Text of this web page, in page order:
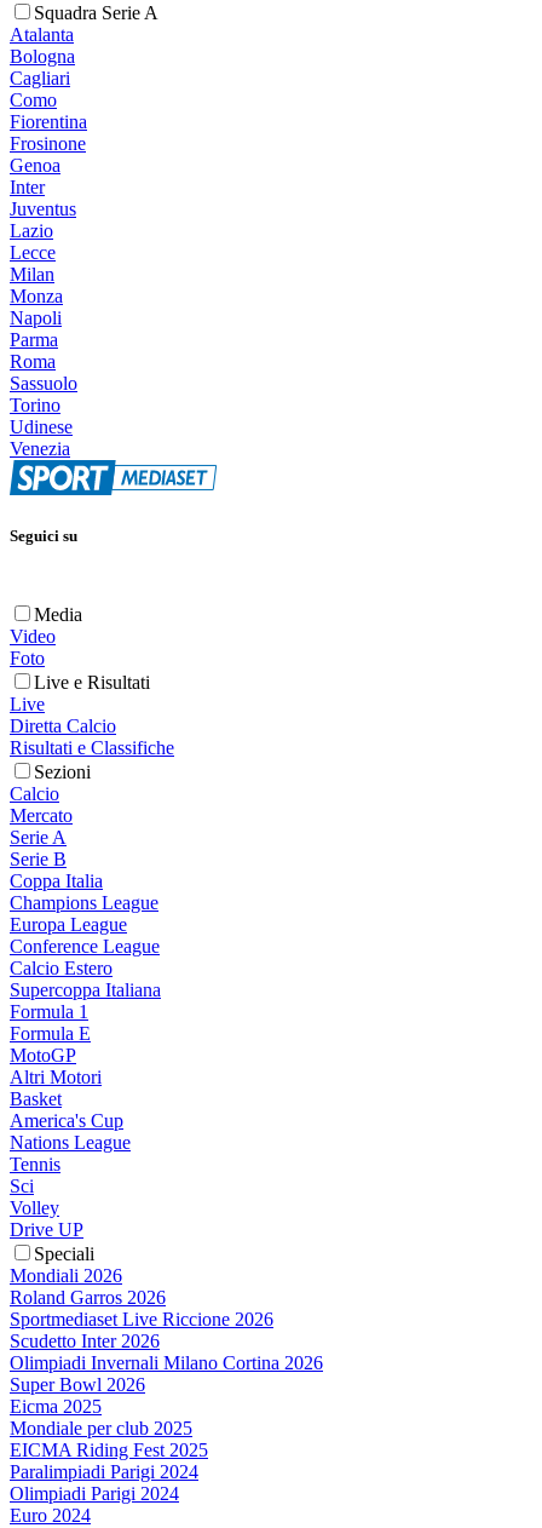
Squadra Serie A
Atalanta
Bologna
Cagliari
Como
Fiorentina
Frosinone
Genoa
Inter
Juventus
Lazio
Lecce
Milan
Monza
Napoli
Parma
Roma
Sassuolo
Torino
Udinese
Venezia
Seguici su
Media
Video
Foto
Live e Risultati
Live
Diretta Calcio
Risultati e Classifiche
Sezioni
Calcio
Mercato
Serie A
Serie B
Coppa Italia
Champions League
Europa League
Conference League
Calcio Estero
Supercoppa Italiana
Formula 1
Formula E
MotoGP
Altri Motori
Basket
America's Cup
Nations League
Tennis
Sci
Volley
Drive UP
Speciali
Mondiali 2026
Roland Garros 2026
Sportmediaset Live Riccione 2026
Scudetto Inter 2026
Olimpiadi Invernali Milano Cortina 2026
Super Bowl 2026
Eicma 2025
Mondiale per club 2025
EICMA Riding Fest 2025
Paralimpiadi Parigi 2024
Olimpiadi Parigi 2024
Euro 2024